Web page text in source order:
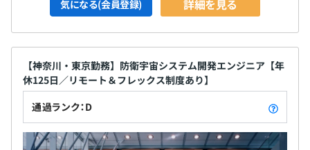
気になる(会員登録) 詳細を見る
【神奈川・東京勤務】防衛宇宙システム開発エンジニア【年
休125日／リモート＆フレックス制度あり】
通過ランク：D